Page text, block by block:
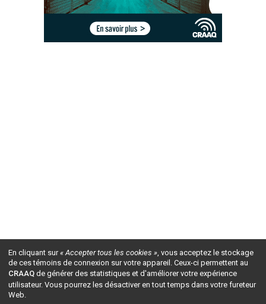
En cliquant sur« Accepter tous les cookies », vous acceptez le stockage
de ces témoins de connexion sur votre appareil. Ceux-ci permettent au
CRAAQ de générer des statistiques et d'améliorer votre expérience
utilisateur. Vous pourrez les désactiver en tout temps dans votre fureteur
Web.